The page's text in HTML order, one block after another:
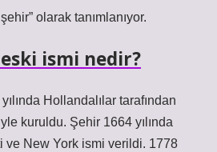
olarak tanımlanıyor.
ismi nedir?
Hollandalılar tarafından
kuruldu. Şehir 1664 yılında
ve New York ismi verildi. 1778